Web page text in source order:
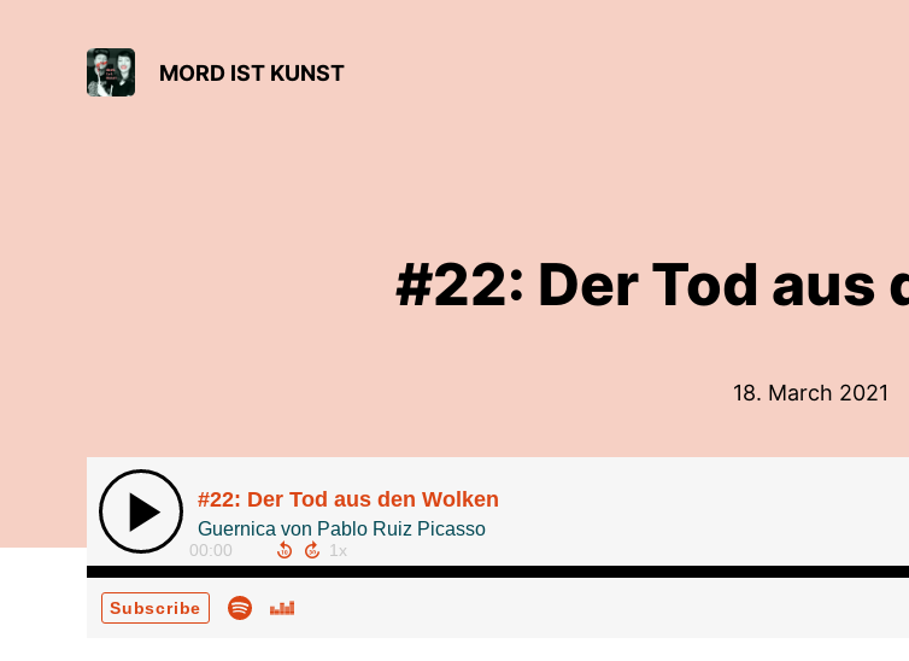
MORD IST KUNST
#22: Der Tod aus
18. March 2021
#22: Der Tod aus den Wolken
Guernica von Pablo Ruiz Picasso
00:00
Subscribe